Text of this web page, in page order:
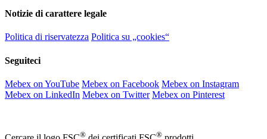
Notizie di carattere legale
Politica di riservatezza Politica su „cookies“
Seguiteci
Mebex on YouTube Mebex on Facebook Mebex on Instagram
Mebex on LinkedIn Mebex on Twitter Mebex on Pinterest
® ®